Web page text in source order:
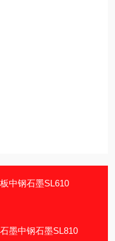
中钢石墨SL610
墨中钢石墨SL810